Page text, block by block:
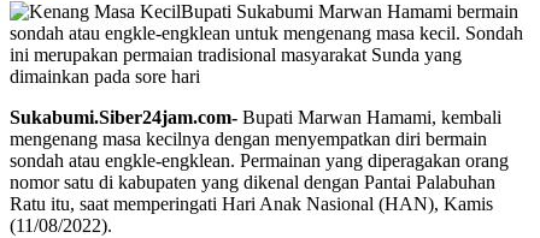
Bupati Sukabumi Marwan Hamami bermain
sondah atau engkle-engklean untuk mengenang masa kecil. Sondah
ini merupakan permaian tradisional masyarakat Sunda yang
dimainkan pada sore hari
Sukabumi.Siber24jam.com- Bupati Marwan Hamami, kembali
mengenang masa kecilnya dengan menyempatkan diri bermain
sondah atau engkle-engklean. Permainan yang diperagakan orang
nomor satu di kabupaten yang dikenal dengan Pantai Palabuhan
Ratu itu, saat memperingati Hari Anak Nasional (HAN), Kamis
(11/08/2022).